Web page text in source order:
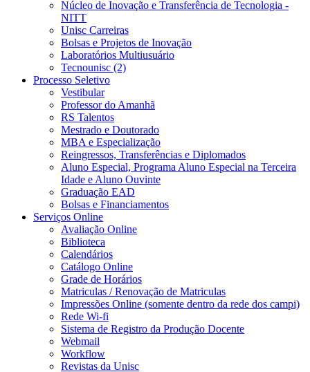
Núcleo de Inovação e Transferência de Tecnologia -
NITT
Unisc Carreiras
Bolsas e Projetos de Inovação
Laboratórios Multiusuário
Tecnounisc (2)
Processo Seletivo
Vestibular
Professor do Amanhã
RS Talentos
Mestrado e Doutorado
MBA e Especialização
Reingressos, Transferências e Diplomados
Aluno Especial, Programa Aluno Especial na Terceira
Idade e Aluno Ouvinte
Graduação EAD
Bolsas e Financiamentos
Serviços Online
Avaliação Online
Biblioteca
Calendários
Catálogo Online
Grade de Horários
Matriculas / Renovação de Matriculas
Impressões Online (somente dentro da rede dos campi)
Rede Wi-fi
Sistema de Registro da Produção Docente
Webmail
Workflow
Revistas da Unisc